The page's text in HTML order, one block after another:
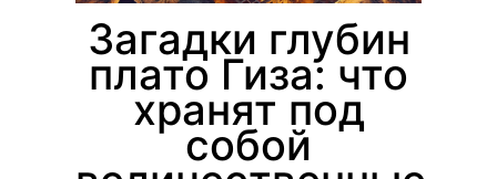
Загадки глубин
плато Гиза: что
хранят под
собой